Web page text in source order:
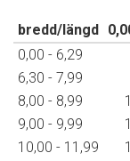
bredd/längd
0,00 - 6,29
6,30 - 7,99
8,00 - 8,99
9,00 - 9,99
10,00 - 11,99